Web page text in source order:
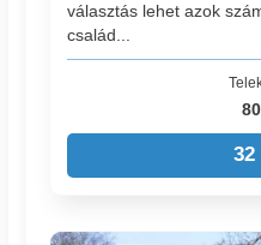
választás lehet azok
család...
32